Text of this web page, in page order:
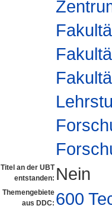
Titel an der UBT
entstanden: Nein
Themengebiete
aus DDC: 600